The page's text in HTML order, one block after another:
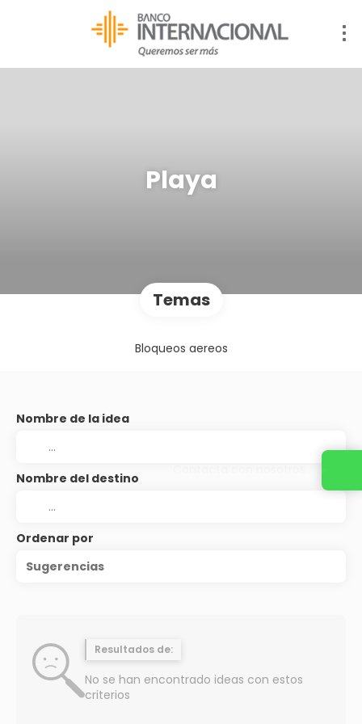
Playa
Temas
Bloqueos aereos
Nombre de la idea
Nombre del destino
Ordenar por
Sugerencias
Resultados de:
No se han encontrado ideas con estos
criterios